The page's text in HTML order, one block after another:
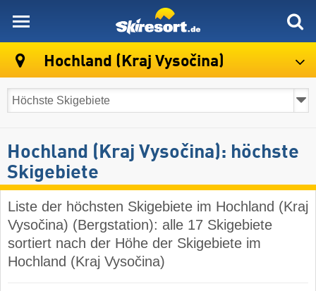
Hochland (Kraj Vysočina)
Hochland (Kraj Vysočina): höchste
Skigebiete
Liste der höchsten Skigebiete im Hochland (Kraj
Vysočina) (Bergstation): alle 17 Skigebiete
sortiert nach der Höhe der Skigebiete im
Hochland (Kraj Vysočina)